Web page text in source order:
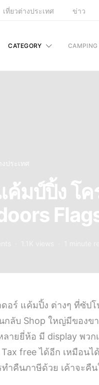
เที่ยวต่างประเทศ ข่าว
CATEGORY CAMPING
งประเทศ
มป์ปิ้ง โ
อร์ แค้มปิ้ง ต่างๆ ที่ซัปโ
กลับ Shop ใหญ่มีของข
ายยี่ห้อ มี display พว
free ได้อีก เหมือนไ
ำคืนภาษีด้วย เค้าจะคืน